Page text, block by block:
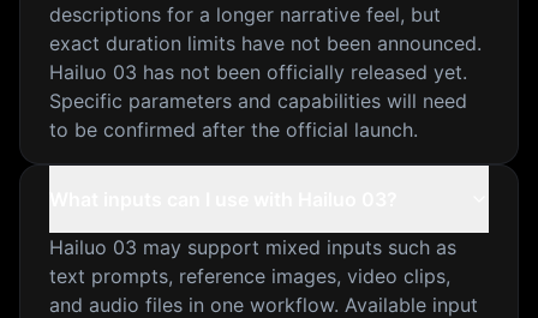
descriptions for a longer narrative feel, but
exact duration limits have not been announced.
Hailuo 03 has not been officially released yet.
Specific parameters and capabilities will need
to be confirmed after the official launch.
Hailuo 03 may support mixed inputs such as
text prompts, reference images, video clips,
and audio files in one workflow. Available input